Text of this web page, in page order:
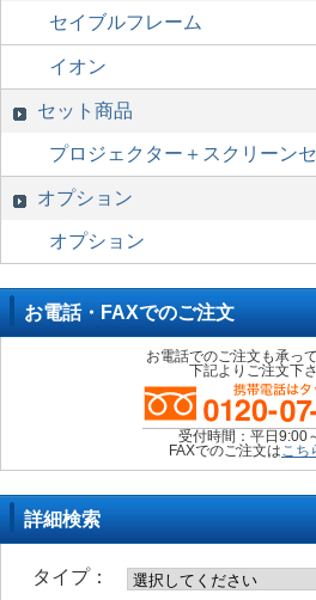
セイブルフレーム
イオン
セット商品
プロジェクター＋スクリーン
オプション
オプション
お電話・FAXでのご注文
お電話でのご注文も承っ
下記よりご注文下さ
受付時間：平日9:00
FAXでのご注文はこち
詳細検索
タイプ：